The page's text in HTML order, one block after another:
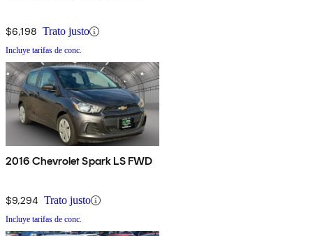
$6,198 Trato justo
Incluye tarifas de conc.
2016 Chevrolet Spark LS FWD
$9,294 Trato justo
Incluye tarifas de conc.